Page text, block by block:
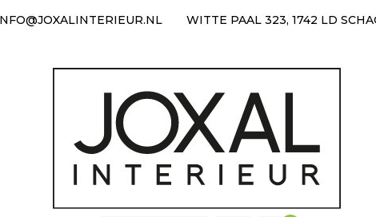
WITTE PAAL 323, 1742 LD